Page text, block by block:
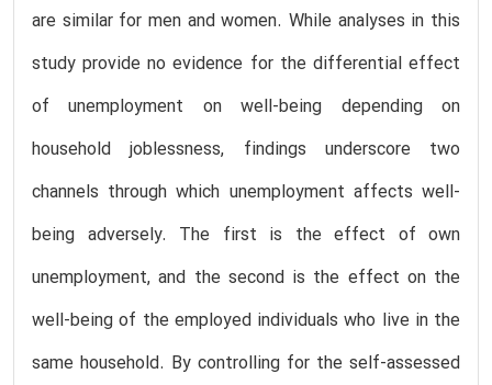
are similar for men and women. While analyses in this
study provide no evidence for the differential effect
of unemployment on well-being depending on
household joblessness, findings underscore two
channels through which unemployment affects well-
being adversely. The first is the effect of own
unemployment, and the second is the effect on the
well-being of the employed individuals who live in the
same household. By controlling for the self-assessed